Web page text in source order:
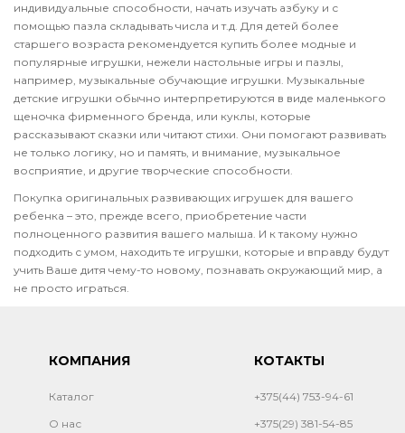
индивидуальные способности, начать изучать азбуку и с
помощью пазла складывать числа и т.д. Для детей более
старшего возраста рекомендуется купить более модные и
популярные игрушки, нежели настольные игры и пазлы,
например, музыкальные обучающие игрушки. Музыкальные
детские игрушки обычно интерпретируются в виде маленького
щеночка фирменного бренда, или куклы, которые
рассказывают сказки или читают стихи. Они помогают развивать
не только логику, но и память, и внимание, музыкальное
восприятие, и другие творческие способности.
Покупка оригинальных развивающих игрушек для вашего
ребенка – это, прежде всего, приобретение части
полноценного развития вашего малыша. И к такому нужно
подходить с умом, находить те игрушки, которые и вправду будут
учить Ваше дитя чему-то новому, познавать окружающий мир, а
не просто играться.
КОМПАНИЯ
Каталог
О нас
КОТАКТЫ
+375(44) 753-94-61
+375(29) 381-54-85